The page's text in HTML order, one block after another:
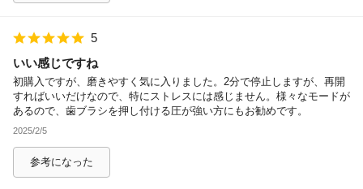
5
いい感じですね
初購入ですが、磨きやすく気に入りました。2分で停止しますが、再開
すればいいだけなので、特にストレスには感じません。様々なモードが
あるので、歯ブラシを押し付ける圧が強い方にもお勧めです。
2025/2/5
参考になった